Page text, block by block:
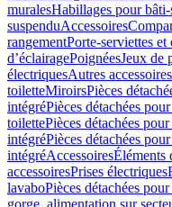
muralesHabillages pour
suspenduAccessoires
rangementPorte-serviettes et
d’éclairagePoignéesJeux de
électriquesAutres accessoires
toiletteMiroirsPièces
intégréPièces détachées
toilettePièces détachées
intégréPièces détachées
intégréAccessoiresÉléments
accessoiresPrises électriques
lavaboPièces détachées
gorge, alimentation sur